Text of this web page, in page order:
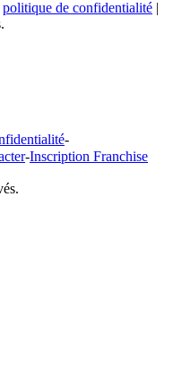
politique de confidentialité |
-
-Inscription Franchise